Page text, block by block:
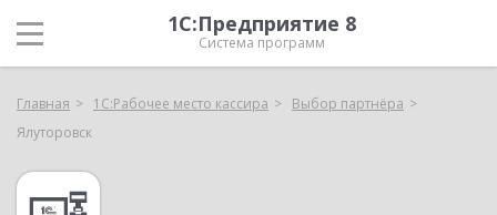
1С:Предприятие 8
Система программ
Главная 1С:Рабочее место кассира
Выбор партнёра
Ялуторовск